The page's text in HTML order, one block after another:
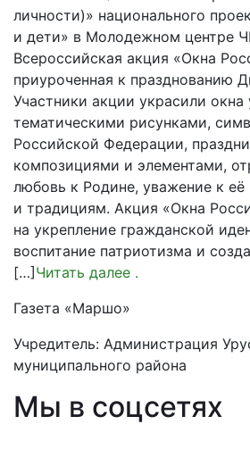
личности)» национального
и дети» в Молодежном центре
Всероссийская акция «Окна
приуроченная к празднованию
Участники акции украсили
тематическими рисунками,
Российской Федерации,
композициями и элементами,
любовь к Родине, уважение к её
и традициям. Акция «Окна
на укрепление гражданской
воспитание патриотизма и
[…] Читать далее .
Газета «Маршо»
Учредитель: Администрация
муниципального района
Мы в соцсетях